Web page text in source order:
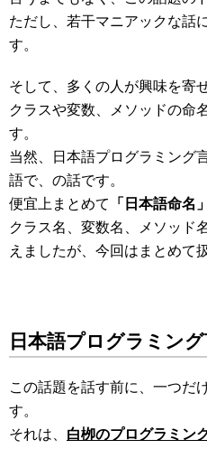
ただし、若干マニアックな話
す。
そして、多くの人が興味を寄
クラスや変数、メソッドの命
す。
当然、日本語プログラミング
語で、の話です。
便宜上まとめて
「日本語命名」
クラス名、変数名、メソッド
えましたが、今回はまとめて
日本語プログラミン
この話題を話す前に、一つだ
す。
それは、 白栁のプログラミン